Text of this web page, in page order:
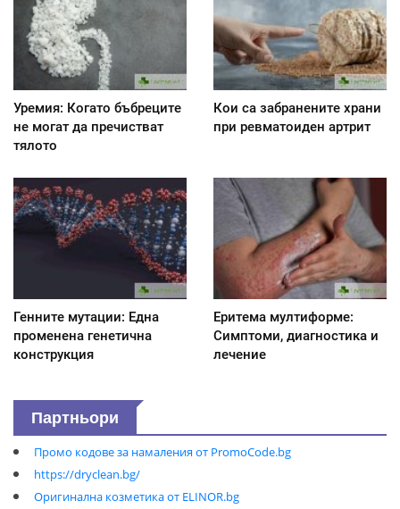
Уремия: Когато бъбреците
не могат да пречистват
тялото
Кои са забранените храни
при ревматоиден артрит
Генните мутации: Една
променена генетична
конструкция
Еритема мултиформе:
Симптоми, диагностика и
лечение
Партньори
Промо кодове за намаления от PromoCode.bg
https://dryclean.bg/
Оригинална козметика от ELINOR.bg